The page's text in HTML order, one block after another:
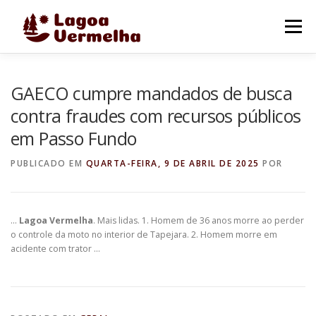
Menu
FALE CONOSCO
GAECO cumpre mandados de busca
contra fraudes com recursos públicos
em Passo Fundo
PUBLICADO EM QUARTA-FEIRA, 9 DE ABRIL DE 2025 POR
… Lagoa Vermelha. Mais lidas. 1. Homem de 36 anos morre ao perder
o controle da moto no interior de Tapejara. 2. Homem morre em
acidente com trator …